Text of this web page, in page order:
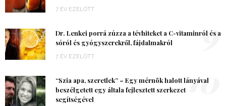
7 ÉV EZELŐTT
Dr. Lenkei porrá zúzza a tévhiteket a C-vitaminról és a
sóról és gyógyszerekről, fájdalmakról
7 ÉV EZELŐTT
9
“Szia apa, szeretlek” – Egy mérnök halott lányával
beszélgetett egy általa fejlesztett szerkezet
segítségével
10